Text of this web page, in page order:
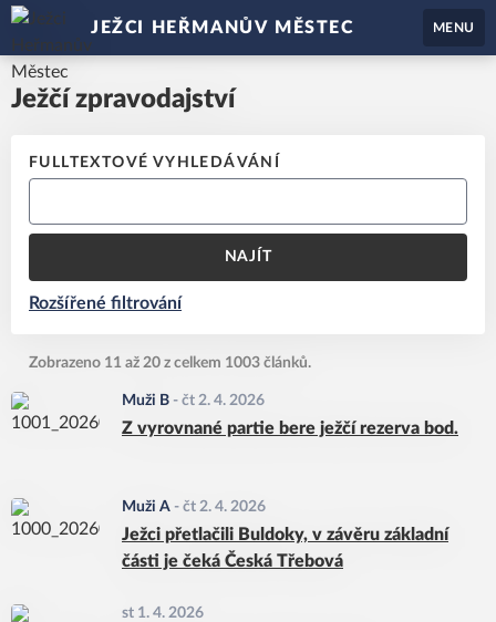
JEŽCI HEŘMANŮV MĚSTEC MENU
Ježčí zpravodajství
FULLTEXTOVÉ VYHLEDÁVÁNÍ
NAJÍT
Rozšířené filtrování
Zobrazeno 11 až 20 z celkem 1003 článků.
Muži B - čt 2. 4. 2026
Z vyrovnané partie bere ježčí rezerva bod.
Muži A - čt 2. 4. 2026
Ježci přetlačili Buldoky, v závěru základní
části je čeká Česká Třebová
st 1. 4. 2026